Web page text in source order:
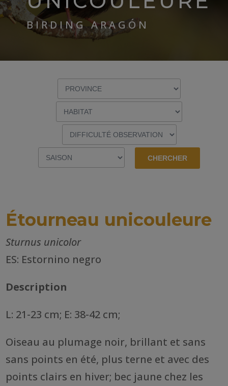
BIRDING ARAGÓN
Étourneau unicouleure
Sturnus unicolor
ES: Estornino negro
Description
L: 21-23 cm; E: 38-42 cm;
Oiseau au plumage noir, brillant et sans
sans points en été, plus terne et avec des
points clairs en hiver; bec jaune chez les